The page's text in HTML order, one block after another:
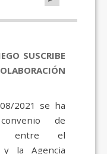
SUSCRIBE
2021 se ha
de
entre el
y la Agencia